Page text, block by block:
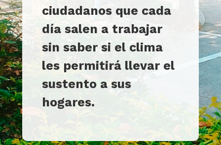
ciudadanos que cada
día salen a trabajar
sin saber si el clima
les permitirá llevar el
sustento a sus
hogares.